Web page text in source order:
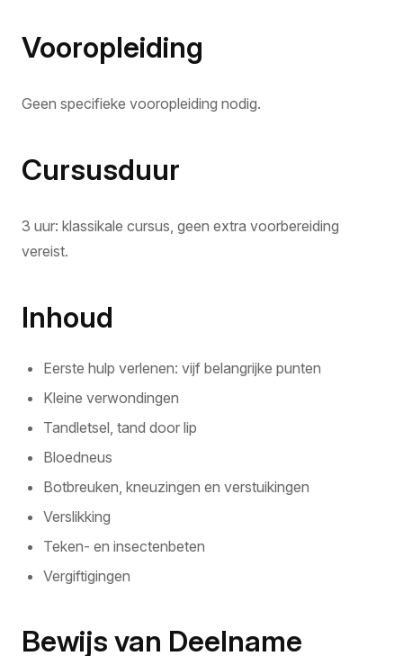
Vooropleiding
Geen specifieke vooropleiding nodig.
Cursusduur
3 uur: klassikale cursus, geen extra voorbereiding
vereist.
Inhoud
Eerste hulp verlenen: vijf belangrijke punten
Kleine verwondingen
Tandletsel, tand door lip
Bloedneus
Botbreuken, kneuzingen en verstuikingen
Verslikking
Teken- en insectenbeten
Vergiftigingen
Bewijs van Deelname